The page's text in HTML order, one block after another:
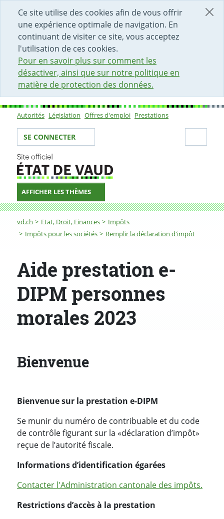
Ce site utilise des cookies afin de vous offrir
une expérience optimale de navigation. En
continuant de visiter ce site, vous acceptez
l'utilisation de ces cookies.
Pour en savoir plus sur comment les
désactiver, ainsi que sur notre politique en
matière de protection des données.
DÉBUT DU CONTENU DE LA PAGE
ACCÈS AU CHAMP DE RECHERCHE
PAGE D'ACCUEIL
FORMULAIRE DE CONTACT
Sous-navigation
Autorités Législation Offres d'emploi Prestations
Votre identité
SE CONNECTER
AFFICHER LES THÈMES
Fil d'Ariane
vd.ch Etat, Droit, Finances
Impôts
Impôts pour les sociétés
Remplir la déclaration d'impôt
Aide prestation e-DIPM personnes morales 2023
Aide prestation e-
DIPM personnes
morales 2023
Bienvenue
Bienvenue sur la prestation e-DIPM
Se munir du numéro de contribuable et du code
de contrôle figurant sur la «déclaration d’impôt»
reçue de l’autorité fiscale.
Informations d’identification égarées
Contacter l'Administration cantonale des impôts.
Restrictions d’accès à la prestation